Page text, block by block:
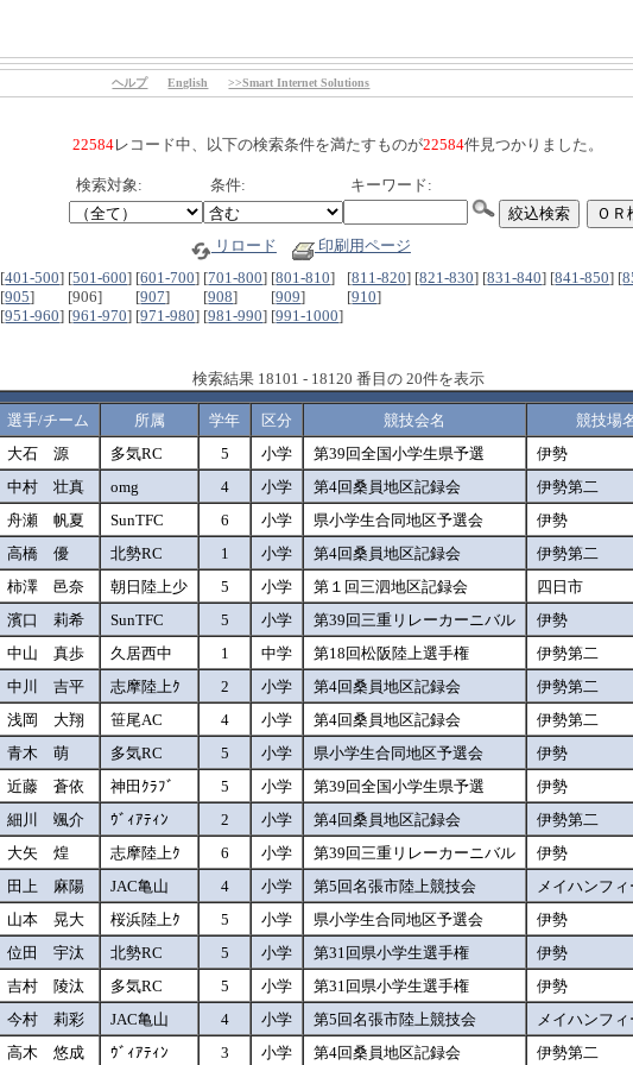
ヘルプ English >>Smart Internet Solutions
22584レコード中、以下の検索条件を満たすものが22584件見つかりました。
検索対象: 条件: キーワード:
リロード
印刷用ページ
[401-500] [501-600] [601-700] [701-800] [801-810] [811-820] [821-830] [831-840] [841-850] [
[905] [906] [907] [908] [909] [910]
[951-960] [961-970] [971-980] [981-990] [991-1000]
検索結果 18101 - 18120 番目の 20件を表示
選手/チーム 所属 学年 区分 競技会名 競技場
大石 源 多気RC 5 小学 第39回全国小学生県予選 伊勢
中村 壮真 omg 4 小学 第4回桑員地区記録会 伊勢第二
舟瀬 帆夏 SunTFC 6 小学 県小学生合同地区予選会 伊勢
高橋 優 北勢RC 1 小学 第4回桑員地区記録会 伊勢第二
柿澤 邑奈 朝日陸上少 5 小学 第１回三泗地区記録会 四日市
濱口 莉希 SunTFC 5 小学 第39回三重リレーカーニバル 伊勢
中山 真歩 久居西中 1 中学 第18回松阪陸上選手権 伊勢第二
中川 吉平 志摩陸上ｸ 2 小学 第4回桑員地区記録会 伊勢第二
浅岡 大翔 笹尾AC 4 小学 第4回桑員地区記録会 伊勢第二
青木 萌 多気RC 5 小学 県小学生合同地区予選会 伊勢
近藤 蒼依 神田ｸﾗﾌﾞ 5 小学 第39回全国小学生県予選 伊勢
細川 颯介 ｳﾞｨｱﾃｨﾝ 2 小学 第4回桑員地区記録会 伊勢第二
大矢 煌 志摩陸上ｸ 6 小学 第39回三重リレーカーニバル 伊勢
田上 麻陽 JAC亀山 4 小学 第5回名張市陸上競技会 メイハンフィ
山本 晃大 桜浜陸上ｸ 5 小学 県小学生合同地区予選会 伊勢
位田 宇汰 北勢RC 5 小学 第31回県小学生選手権 伊勢
吉村 陵汰 多気RC 5 小学 第31回県小学生選手権 伊勢
今村 莉彩 JAC亀山 4 小学 第5回名張市陸上競技会 メイハンフィ
高木 悠成 ｳﾞｨｱﾃｨﾝ 3 小学 第4回桑員地区記録会 伊勢第二